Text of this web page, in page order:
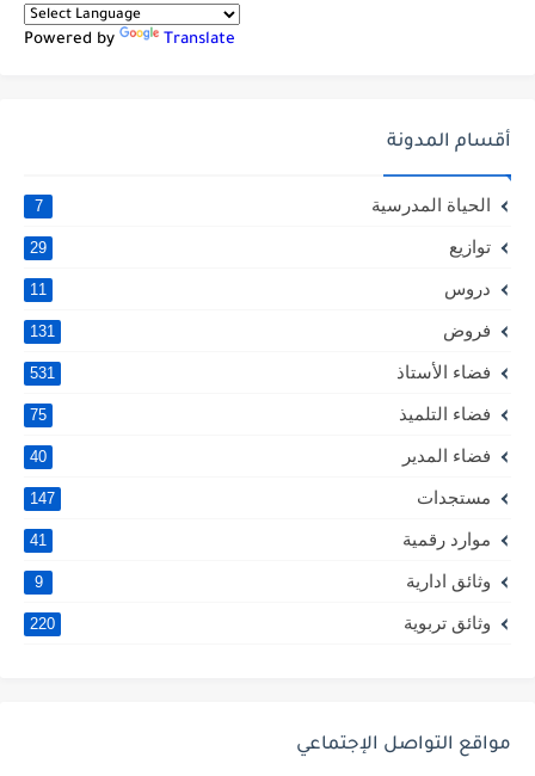
Powered by Translate
أقسام المدونة
الحياة المدرسية 7
توازيع 29
دروس 11
فروض 131
فضاء الأستاذ 531
فضاء التلميذ 75
فضاء المدير 40
مستجدات 147
موارد رقمية 41
وثائق ادارية 9
وثائق تربوية 220
مواقع التواصل الإجتماعي